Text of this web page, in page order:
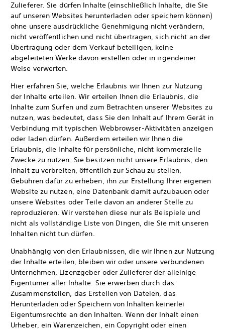
Zulieferer. Sie dürfen Inhalte (einschließlich Inhalte, die Sie
auf unseren Websites herunterladen oder speichern können)
ohne unsere ausdrückliche Genehmigung nicht verändern,
nicht veröffentlichen und nicht übertragen, sich nicht an der
Übertragung oder dem Verkauf beteiligen, keine
abgeleiteten Werke davon erstellen oder in irgendeiner
Weise verwerten.
Hier erfahren Sie, welche Erlaubnis wir Ihnen zur Nutzung
der Inhalte erteilen. Wir erteilen Ihnen die Erlaubnis, die
Inhalte zum Surfen und zum Betrachten unserer Websites zu
nutzen, was bedeutet, dass Sie den Inhalt auf Ihrem Gerät in
Verbindung mit typischen Webbrowser-Aktivitäten anzeigen
oder laden dürfen. Außerdem erteilen wir Ihnen die
Erlaubnis, die Inhalte für persönliche, nicht kommerzielle
Zwecke zu nutzen. Sie besitzen nicht unsere Erlaubnis, den
Inhalt zu verbreiten, öffentlich zur Schau zu stellen,
Gebühren dafür zu erheben, ihn zur Erstellung Ihrer eigenen
Website zu nutzen, eine Datenbank damit aufzubauen oder
unsere Websites oder Teile davon an anderer Stelle zu
reproduzieren. Wir verstehen diese nur als Beispiele und
nicht als vollständige Liste von Dingen, die Sie mit unseren
Inhalten nicht tun dürfen.
Unabhängig von den Erlaubnissen, die wir Ihnen zur Nutzung
der Inhalte erteilen, bleiben wir oder unsere verbundenen
Unternehmen, Lizenzgeber oder Zulieferer der alleinige
Eigentümer aller Inhalte. Sie erwerben durch das
Zusammenstellen, das Erstellen von Dateien, das
Herunterladen oder Speichern von Inhalten keinerlei
Eigentumsrechte an den Inhalten. Wenn der Inhalt einen
Urheber, ein Warenzeichen, ein Copyright oder einen